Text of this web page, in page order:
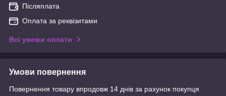
Післяплата
Оплата за реквізитами
Всі умови оплати
Умови повернення
Повернення товару впродовж 14 днів за рахунок покупця